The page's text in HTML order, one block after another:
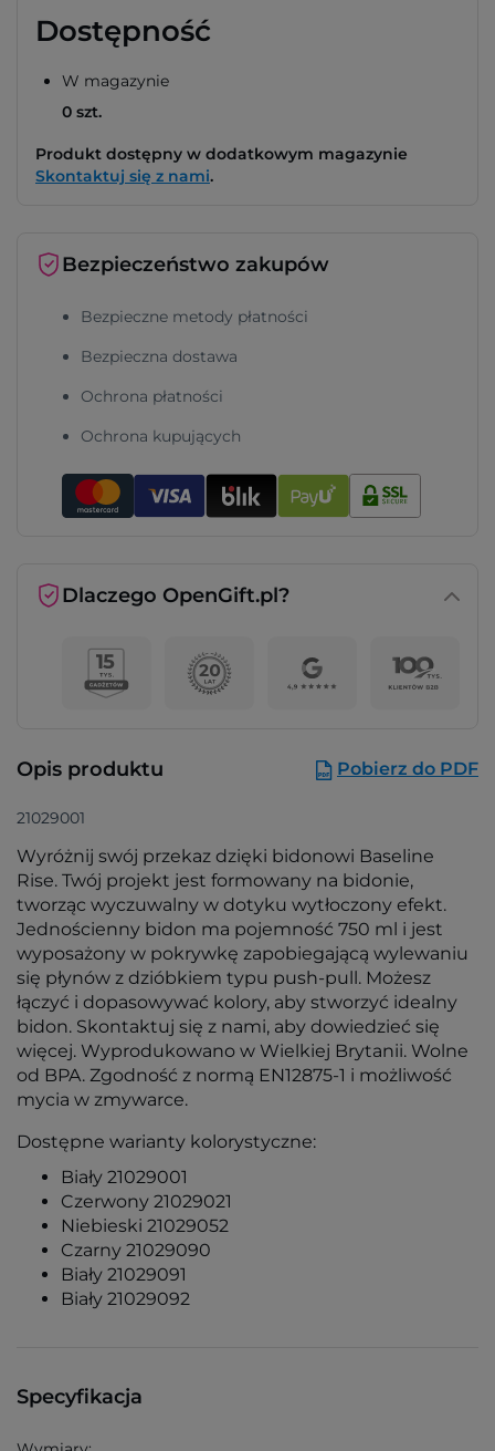
Dostępność
W magazynie
0 szt.
Produkt dostępny w dodatkowym magazynie
Skontaktuj się z nami.
Bezpieczeństwo zakupów
Bezpieczne metody płatności
Bezpieczna dostawa
Ochrona płatności
Ochrona kupujących
Dlaczego OpenGift.pl?
Opis produktu Pobierz do PDF
21029001
Wyróżnij swój przekaz dzięki bidonowi Baseline
Rise. Twój projekt jest formowany na bidonie,
tworząc wyczuwalny w dotyku wytłoczony efekt.
Jednościenny bidon ma pojemność 750 ml i jest
wyposażony w pokrywkę zapobiegającą wylewaniu
się płynów z dzióbkiem typu push-pull. Możesz
łączyć i dopasowywać kolory, aby stworzyć idealny
bidon. Skontaktuj się z nami, aby dowiedzieć się
więcej. Wyprodukowano w Wielkiej Brytanii. Wolne
od BPA. Zgodność z normą EN12875-1 i możliwość
mycia w zmywarce.
Dostępne warianty kolorystyczne:
Biały 21029001
Czerwony 21029021
Niebieski 21029052
Czarny 21029090
Biały 21029091
Biały 21029092
Specyfikacja